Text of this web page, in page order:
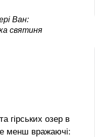
Ван:
святиня
гірських озер в
менш вражаючі: